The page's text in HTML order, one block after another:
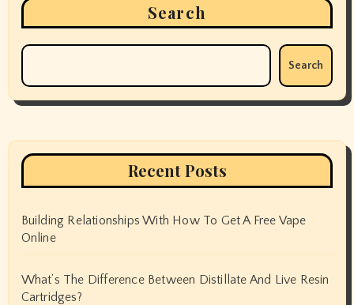
Search
Search
Recent Posts
Building Relationships With How To Get A Free Vape
Online
What’s The Difference Between Distillate And Live Resin
Cartridges?